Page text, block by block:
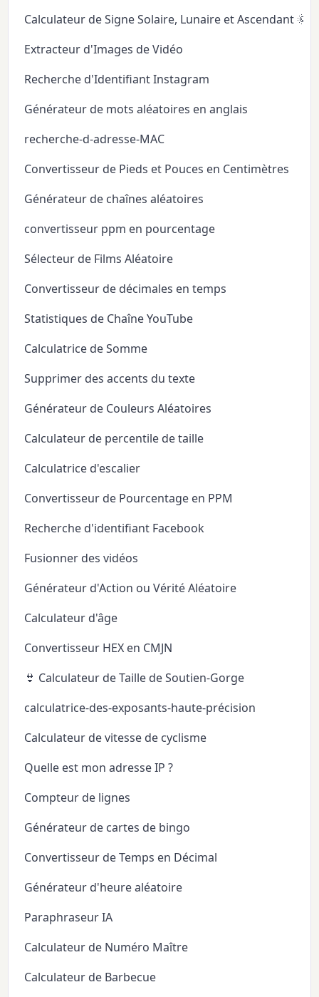
Calculateur de Signe Solaire, Lunaire et Ascendant
Extracteur d'Images de Vidéo
Recherche d'Identifiant Instagram
Générateur de mots aléatoires en anglais
recherche-d-adresse-MAC
Convertisseur de Pieds et Pouces en Centimètres
Générateur de chaînes aléatoires
convertisseur ppm en pourcentage
Sélecteur de Films Aléatoire
Convertisseur de décimales en temps
Statistiques de Chaîne YouTube
Calculatrice de Somme
Supprimer des accents du texte
Générateur de Couleurs Aléatoires
Calculateur de percentile de taille
Calculatrice d'escalier
Convertisseur de Pourcentage en PPM
Recherche d'identifiant Facebook
Fusionner des vidéos
Générateur d'Action ou Vérité Aléatoire
Calculateur d'âge
Convertisseur HEX en CMJN
👙 Calculateur de Taille de Soutien-Gorge
calculatrice-des-exposants-haute-précision
Calculateur de vitesse de cyclisme
Quelle est mon adresse IP ?
Compteur de lignes
Générateur de cartes de bingo
Convertisseur de Temps en Décimal
Générateur d'heure aléatoire
Paraphraseur IA
Calculateur de Numéro Maître
Calculateur de Barbecue